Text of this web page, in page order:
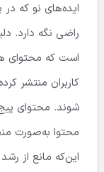
ایده‌های نو که
راضی نگه دارد.
است که محتوای
کاربران منتشر
شوند. محتوای پیج
محتوا به‌صورت
این‌که مانع از